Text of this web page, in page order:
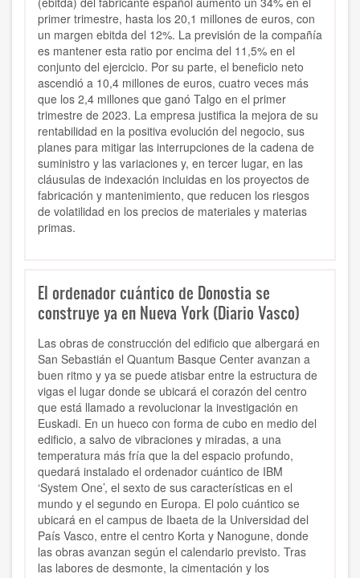
primer trimestre, hasta los 20,1 millones de euros, con
un margen ebitda del 12%. La previsión de la compañía
es mantener esta ratio por encima del 11,5% en el
conjunto del ejercicio. Por su parte, el beneficio neto
ascendió a 10,4 millones de euros, cuatro veces más
que los 2,4 millones que ganó Talgo en el primer
trimestre de 2023. La empresa justifica la mejora de su
rentabilidad en la positiva evolución del negocio, sus
planes para mitigar las interrupciones de la cadena de
suministro y las variaciones y, en tercer lugar, en las
cláusulas de indexación incluidas en los proyectos de
fabricación y mantenimiento, que reducen los riesgos
de volatilidad en los precios de materiales y materias
primas.
El ordenador cuántico de Donostia se
construye ya en Nueva York (Diario Vasco)
Las obras de construcción del edificio que albergará en
San Sebastián el Quantum Basque Center avanzan a
buen ritmo y ya se puede atisbar entre la estructura de
vigas el lugar donde se ubicará el corazón del centro
que está llamado a revolucionar la investigación en
Euskadi. En un hueco con forma de cubo en medio del
edificio, a salvo de vibraciones y miradas, a una
temperatura más fría que la del espacio profundo,
quedará instalado el ordenador cuántico de IBM
‘System One’, el sexto de sus características en el
mundo y el segundo en Europa. El polo cuántico se
ubicará en el campus de Ibaeta de la Universidad del
País Vasco, entre el centro Korta y Nanogune, donde
las obras avanzan según el calendario previsto. Tras
las labores de desmonte, la cimentación y los